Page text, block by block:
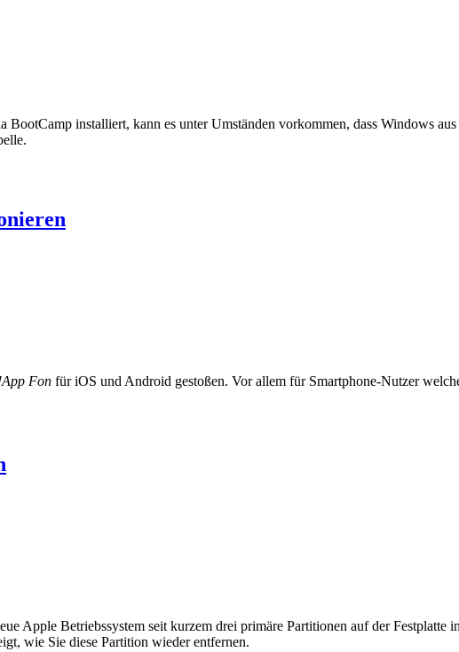
installiert, kann es unter Umständen vorkommen, dass Windows
Fon für iOS und Android gestoßen. Vor allem für Smartphone-Nutzer
Apple Betriebssystem seit kurzem drei primäre Partitionen auf der
wie Sie diese Partition wieder entfernen.